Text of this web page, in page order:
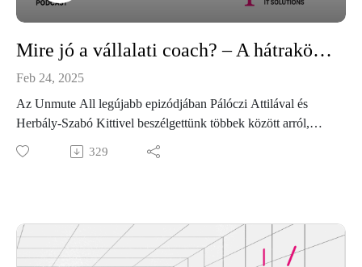
Mire jó a vállalati coach? – A hátrakötött kezű beszélgetőpartnerek szükségességéről
Feb 24, 2025
Az Unmute All legújabb epizódjában Pálóczi Attilával és
Herbály-Szabó Kittivel beszélgettünk többek között arról,
hogy a coaching miként segíthet megküzdeni a munkahelyi
kihívásokkal, lendítheti előre a személyes fejlődést, vagy
elégedettségben, hallgasd meg a teljes adást!
329